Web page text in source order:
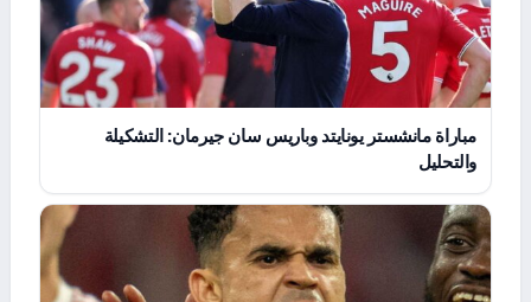
مباراة مانشستر يونايتد وباريس سان جيرمان: التشكيلة
والتحليل